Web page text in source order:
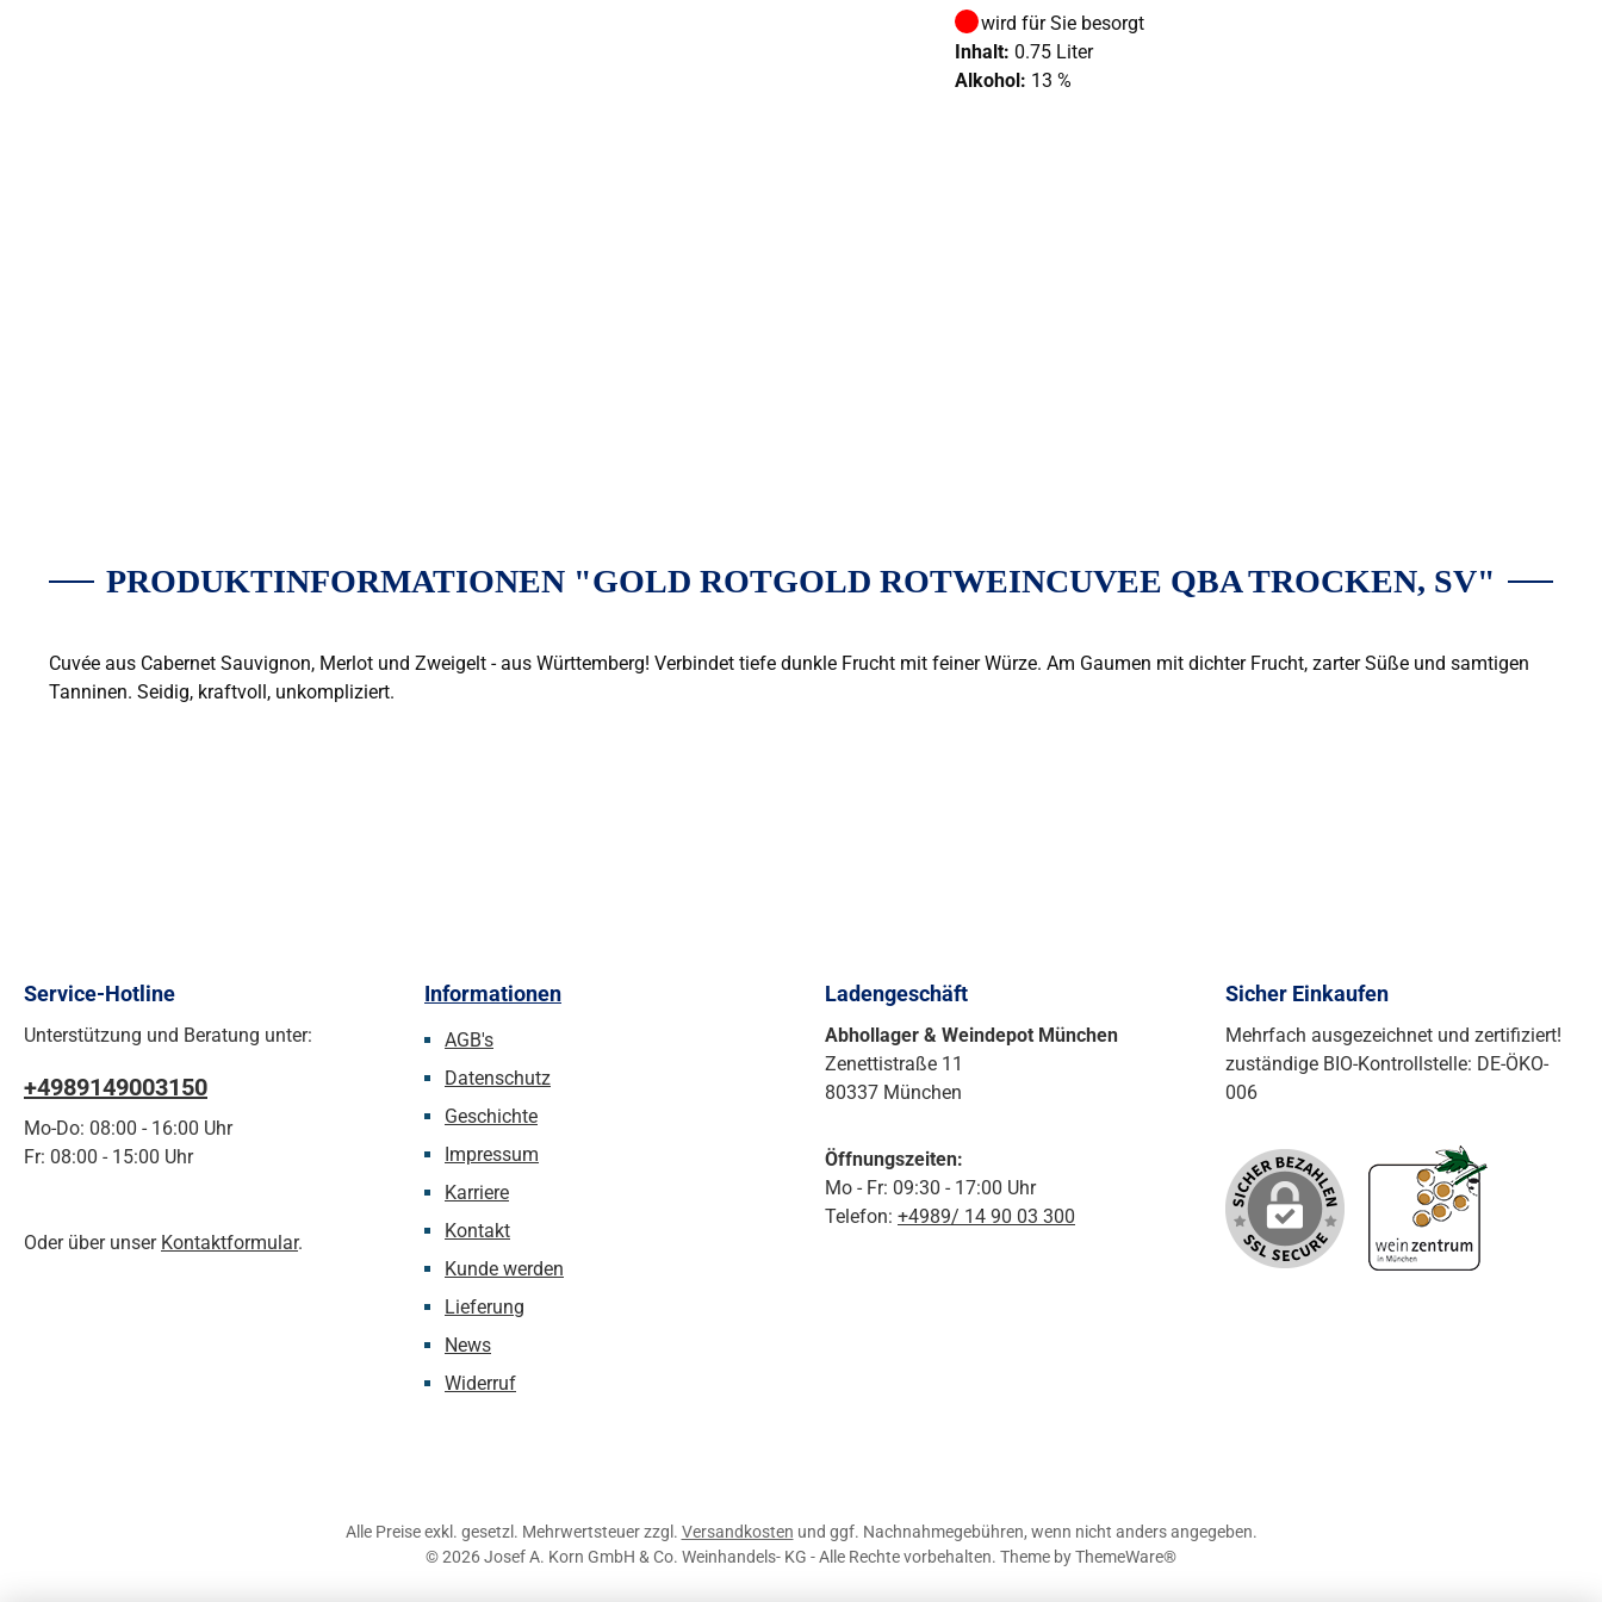
wird für Sie besorgt
Inhalt: 0.75 Liter
Alkohol: 13 %
PRODUKTINFORMATIONEN "GOLD ROTGOLD ROTWEINCUVEE QBA TROCKEN, SV"
Cuvée aus Cabernet Sauvignon, Merlot und Zweigelt - aus Württemberg! Verbindet tiefe dunkle Frucht mit feiner Würze. Am Gaumen mit dichter Frucht, zarter Süße und samtigen
Tanninen. Seidig, kraftvoll, unkompliziert.
Service-Hotline
Unterstützung und Beratung unter:
+4989149003150
Mo-Do: 08:00 - 16:00 Uhr
Fr: 08:00 - 15:00 Uhr
Oder über unser Kontaktformular.
Informationen
AGB's
Datenschutz
Geschichte
Impressum
Karriere
Kontakt
Kunde werden
Lieferung
News
Widerruf
Ladengeschäft
Abhollager & Weindepot München
Zenettistraße 11
80337 München
Öffnungszeiten:
Mo - Fr: 09:30 - 17:00 Uhr
Telefon: +4989/ 14 90 03 300
Sicher Einkaufen
Mehrfach ausgezeichnet und zertifiziert!
zuständige BIO-Kontrollstelle: DE-ÖKO-
006
Alle Preise exkl. gesetzl. Mehrwertsteuer zzgl. Versandkosten und ggf. Nachnahmegebühren, wenn nicht anders angegeben.
© 2026 Josef A. Korn GmbH & Co. Weinhandels- KG - Alle Rechte vorbehalten. Theme byThemeWare®